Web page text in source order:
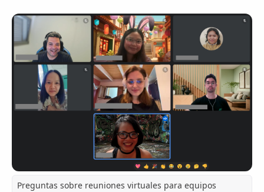
Preguntas sobre reuniones virtuales para equipos